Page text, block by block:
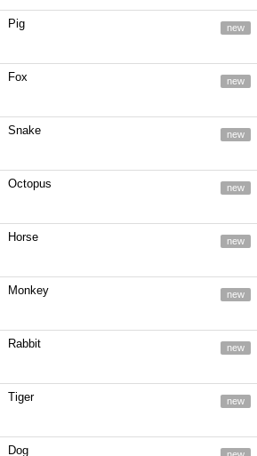
Pig new
Fox new
Snake new
Octopus new
Horse new
Monkey new
Rabbit new
Tiger new
Dog